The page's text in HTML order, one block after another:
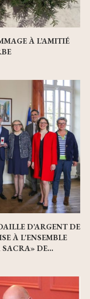
À L’AMITIÉ
D’ARGENT DE
À L’ENSEMBLE
DE...